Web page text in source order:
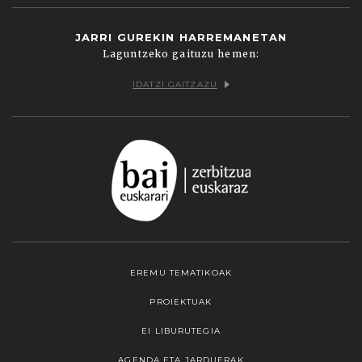
JARRI GUREKIN HARREMANETAN
Laguntzeko gaituzu hemen:
IDATZI GAITZAZU
EREMU TEMATIKOAK
PROIEKTUAK
EI LIBURUTEGIA
AGENDA ETA JARDUERAK